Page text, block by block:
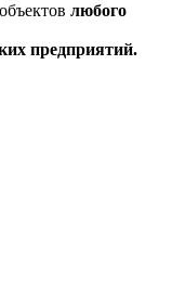
любого
предприятий.